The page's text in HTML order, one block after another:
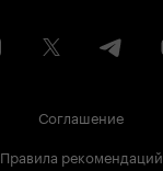
Соглашение
Правила рекомендаций